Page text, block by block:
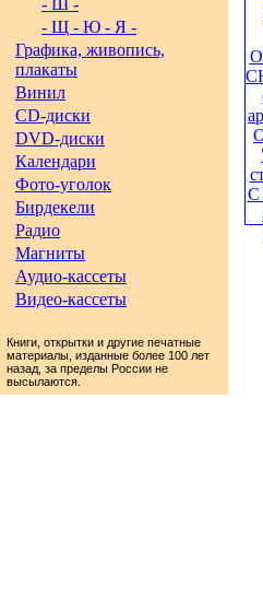
- Ш -
- Щ - Ю - Я -
Графика, живопись,
плакаты
Винил
CD-диски
DVD-диски
Календари
Фото-уголок
Бирдекели
Радио
Магниты
Аудио-кассеты
Видео-кассеты
Книги, открытки и другие печатные
материалы, изданные более 100 лет
назад, за пределы России не
высылаются.